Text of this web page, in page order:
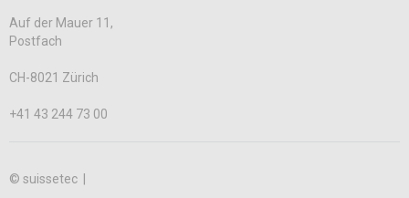
Auf der Mauer 11,
Postfach
CH-8021 Zürich
+41 43 244 73 00
© suissetec |